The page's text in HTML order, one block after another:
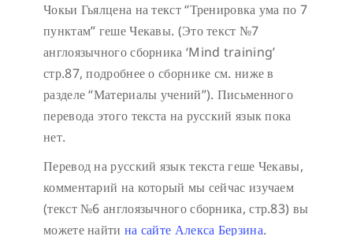
Чокьи Гьялцена на текст “Тренировка ума по 7
пунктам” геше Чекавы. (Это текст №7
англоязычного сборника ‘Mind training’
стр.87, подробнее о сборнике см. ниже в
разделе “Материалы учений”). Письменного
перевода этого текста на русский язык пока
нет.
Перевод на русский язык текста геше Чекавы,
комментарий на который мы сейчас изучаем
(текст №6 англоязычного сборника, стр.83) вы
можете найти на сайте Алекса Берзина.